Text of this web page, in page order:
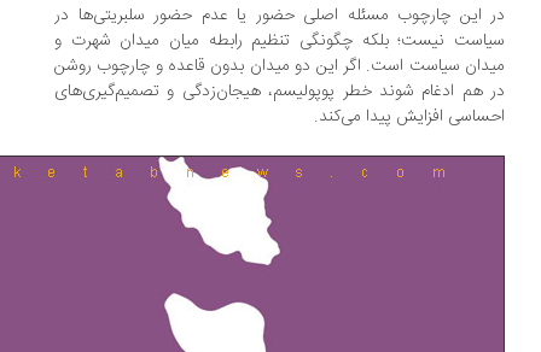
این چارچوب مسئله اصلی حضور یا عدم حضور سلبریتی‌ها در
نیست؛ بلکه چگونگی تنظیم رابطه میان میدان شهرت و
سیاست است. اگر این دو میدان بدون قاعده و چارچوب روشن
هم ادغام شوند خطر پوپولیسم، هیجان‌زدگی و تصمیم‌گیری‌های
افزایش پیدا می‌کند.